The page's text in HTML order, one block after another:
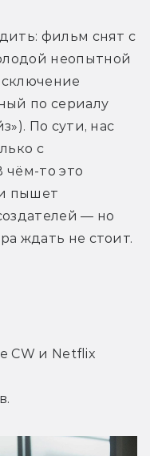
фильм снят с
неопытной
по сериалу
По сути, нас
с
то это
пышет
— но
ждать не стоит.
CW и Netflix